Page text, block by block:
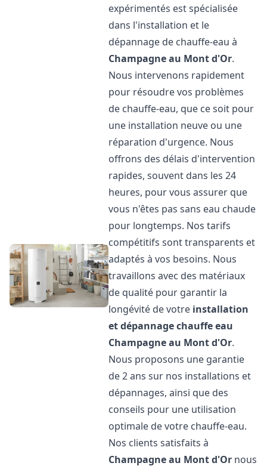
expérimentés est spécialisée
dans l'installation et le
dépannage de chauffe-eau à
Champagne au Mont d'Or.
Nous intervenons rapidement
pour résoudre vos problèmes
de chauffe-eau, que ce soit pour
une installation neuve ou une
réparation d'urgence. Nous
offrons des délais d'intervention
rapides, souvent dans les 24
heures, pour vous assurer que
vous n'êtes pas sans eau chaude
pour longtemps. Nos tarifs
compétitifs sont transparents et
adaptés à vos besoins. Nous
travaillons avec des matériaux
de qualité pour garantir la
longévité de votre installation
et dépannage chauffe eau
Champagne au Mont d'Or.
Nous proposons une garantie
de 2 ans sur nos installations et
dépannages, ainsi que des
conseils pour une utilisation
optimale de votre chauffe-eau.
Nos clients satisfaits à
Champagne au Mont d'Or nous